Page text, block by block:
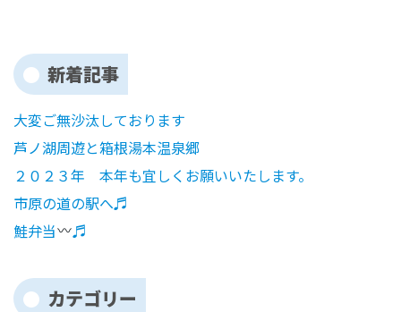
新着記事
大変ご無沙汰しております
芦ノ湖周遊と箱根湯本温泉郷
２０２３年 本年も宜しくお願いいたします。
市原の道の駅へ♬
鮭弁当
♬
カテゴリー